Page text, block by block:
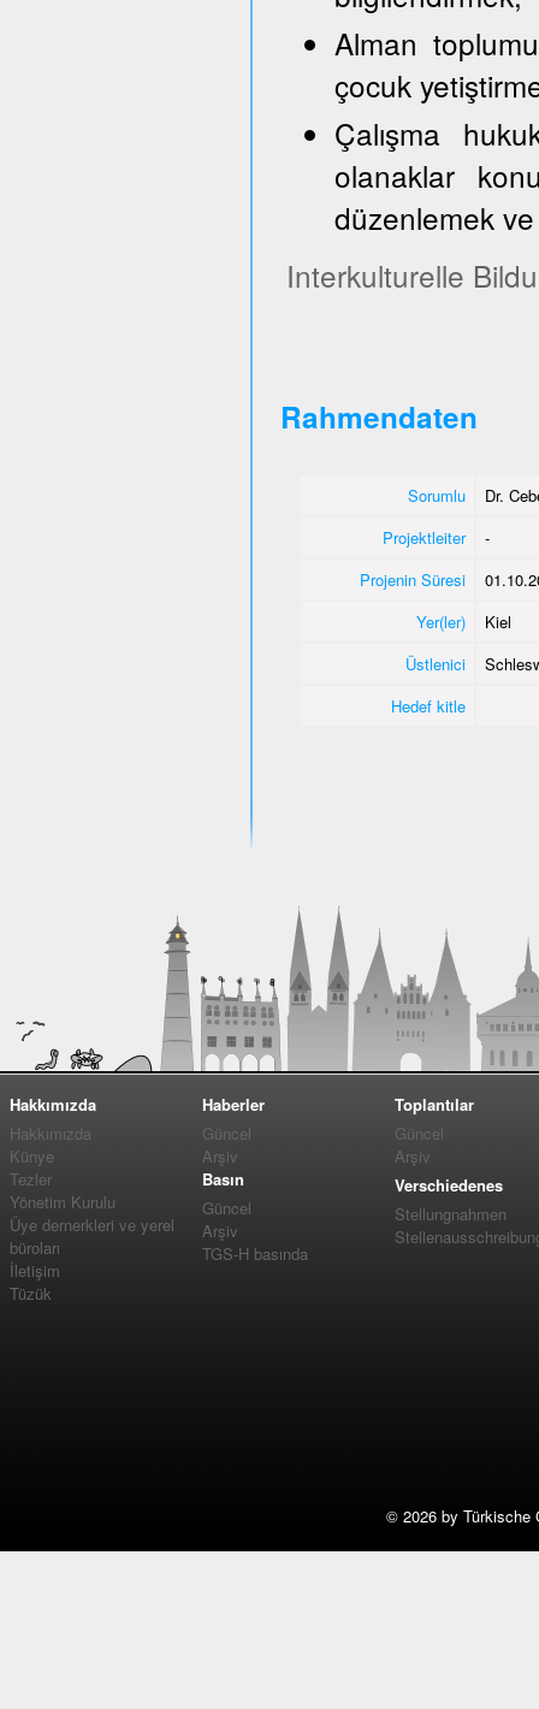
Alman
çocuk
Çalışma
olanaklar
düzenlemek
Interkulturelle
Rahmendaten
Sorumlu
Dr.
Projektleiter
-
Projenin Süresi
Yer(ler)
Kiel
Üstlenici
Hedef kitle
Hakkımızda
Hakkımızda
Künye
Tezler
Yönetim Kurulu
Üye dernerkleri ve yerel
büroları
İletişim
Tüzük
Haberler
Güncel
Arşiv
Basın
Güncel
Arşiv
TGS-H basında
Toplantılar
Güncel
Arşiv
Verschiedenes
Stellungnahmen
© 2026 by Türkische